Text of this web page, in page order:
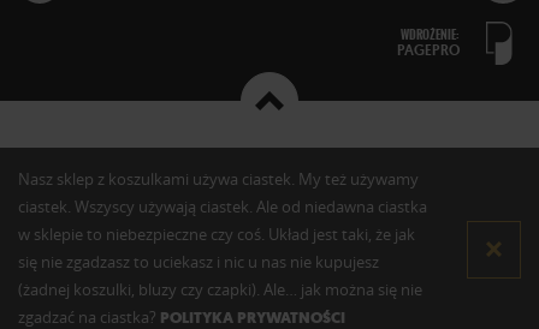
WDROŻENIE:
PAGEPRO
Nasz sklep z koszulkami używa ciastek. My też używamy
ciastek. Wszyscy używają ciastek. Ale od niedawna ciastka
w sklepie to niebezpieczne czy coś. Układ jest taki, że jak
się nie zgadzasz to uciekasz i nic u nas nie kupujesz
(żadnej koszulki, bluzy czy czapki). Ale… jak można się nie
zgadzać na ciastka? POLITYKA PRYWATNOŚCI